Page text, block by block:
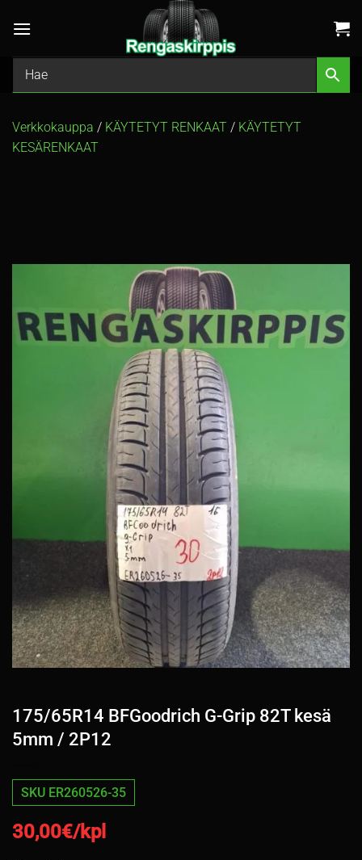
Verkkokauppa / KÄYTETYT RENKAAT / KÄYTETYT
KESÄRENKAAT
175/65R14 BFGoodrich G-Grip 82T kesä
5mm / 2P12
SKU ER260526-35
30,00€/kpl